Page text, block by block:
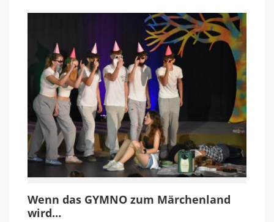
Wenn das GYMNO zum Märchenland
wird…